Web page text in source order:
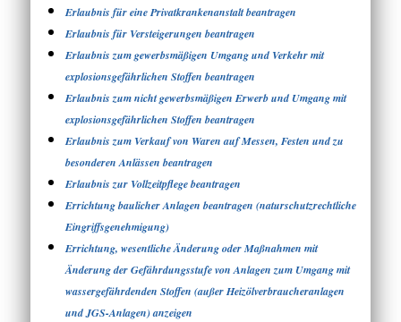
Erlaubnis für eine Privatkrankenanstalt beantragen
Erlaubnis für Versteigerungen beantragen
Erlaubnis zum gewerbsmäßigen Umgang und Verkehr mit
explosionsgefährlichen Stoffen beantragen
Erlaubnis zum nicht gewerbsmäßigen Erwerb und Umgang mit
explosionsgefährlichen Stoffen beantragen
Erlaubnis zum Verkauf von Waren auf Messen, Festen und zu
besonderen Anlässen beantragen
Erlaubnis zur Vollzeitpflege beantragen
Errichtung baulicher Anlagen beantragen (naturschutzrechtliche
Eingriffsgenehmigung)
Errichtung, wesentliche Änderung oder Maßnahmen mit
Änderung der Gefährdungsstufe von Anlagen zum Umgang mit
wassergefährdenden Stoffen (außer Heizölverbraucheranlagen
und JGS-Anlagen) anzeigen